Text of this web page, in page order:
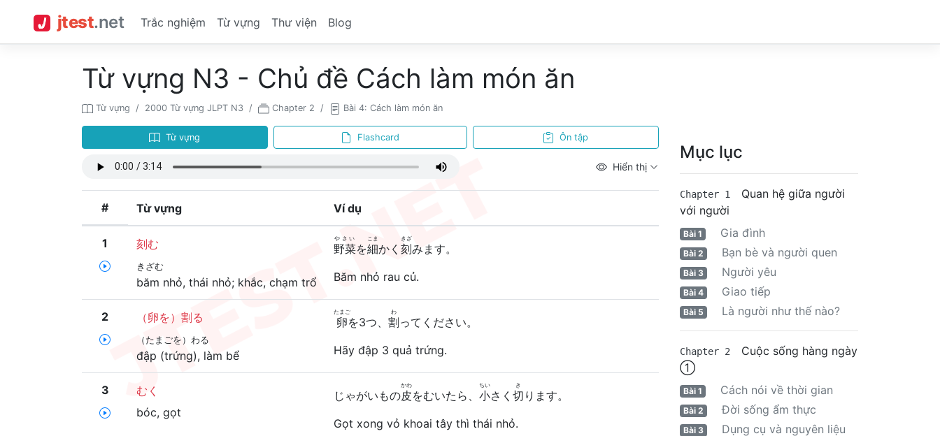
jtest.net Trắc nghiệm Từ vựng Thư viện Blog
Từ vựng N3 - Chủ đề Cách làm món ăn
Từ vựng 2000 Từ vựng JLPT N3 Chapter 2 Bài 4: Cách làm món ăn
Từ vựng Flashcard Ôn tập
Hiển thị
# Từ vựng Ví dụ
1 刻む
きざむ
băm nhỏ, thái nhỏ; khắc, chạm trổ
野菜
やさい
を細
こま
かく 刻
きざ
みます。
Băm nhỏ rau củ.
2 （卵を）割る
（たまごを）わる
đập (trứng), làm bể
卵
たまご
を3つ、 割
わ
ってください。
Hãy đập 3 quả trứng.
3
むく
bóc, gọt
じゃがいもの皮
かわ
をむいたら、 小
ちい
さく 切
き
ります。
Gọt xong vỏ khoai tây thì thái nhỏ.
Mục lục
Chapter 1
Quan hệ giữa người
với người
Bài 1 Gia đình
Bài 2 Bạn bè và người quen
Bài 3 Người yêu
Bài 4 Giao tiếp
Bài 5 Là người như thế nào?
Chapter 2
Cuộc sống hàng ngày
①
Bài 1 Cách nói về thời gian
Bài 2 Đời sống ẩm thực
Bài 3
Dụng cụ và nguyên liệu